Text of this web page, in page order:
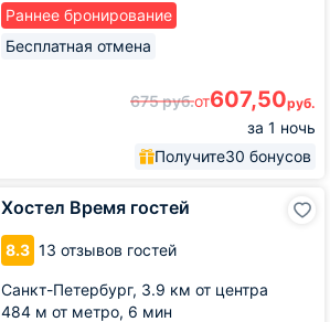
Раннее бронирование
Бесплатная отмена
675руб.от607,50руб.
за 1 ночь
Получите30 бонусов
Хостел Время гостей
8.3 13 отзывов гостей
Санкт-Петербург, 3.9 км от центра
484 м от метро, 6 мин